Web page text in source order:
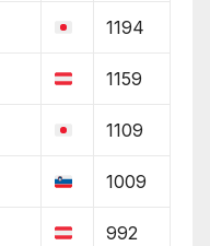
1194
1159
1109
1009
992